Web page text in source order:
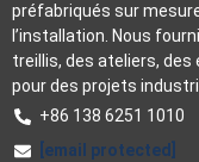
préfabriqués sur
l’installation. Nous
treillis, des ateliers,
pour des projets
+86 138 6251 1010
[email protected]